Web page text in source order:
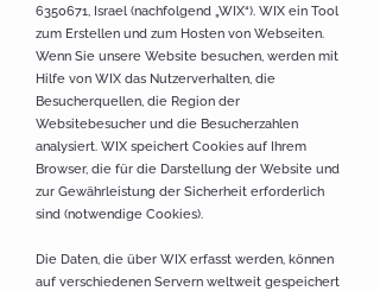
6350671, Israel (nachfolgend „WIX“). WIX ein Tool
zum Erstellen und zum Hosten von Webseiten.
Wenn Sie unsere Website besuchen, werden mit
Hilfe von WIX das Nutzerverhalten, die
Besucherquellen, die Region der
Websitebesucher und die Besucherzahlen
analysiert. WIX speichert Cookies auf Ihrem
Browser, die für die Darstellung der Website und
zur Gewährleistung der Sicherheit erforderlich
sind (notwendige Cookies).
Die Daten, die über WIX erfasst werden, können
auf verschiedenen Servern weltweit gespeichert